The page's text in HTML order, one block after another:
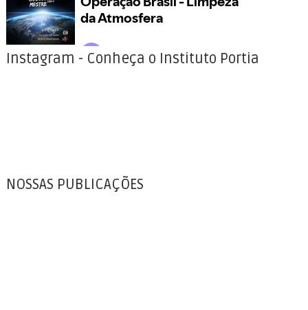
Instagram - Conheça o Instituto Portia
NOSSAS PUBLICAÇÕES